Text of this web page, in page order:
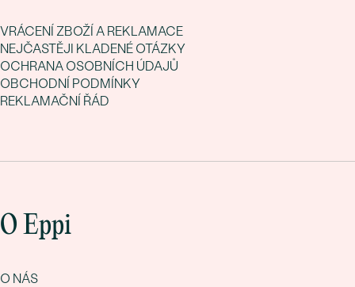
VRÁCENÍ ZBOŽÍ A REKLAMACE
NEJČASTĚJI KLADENÉ OTÁZKY
OCHRANA OSOBNÍCH ÚDAJŮ
OBCHODNÍ PODMÍNKY
REKLAMAČNÍ ŘÁD
O Eppi
O NÁS